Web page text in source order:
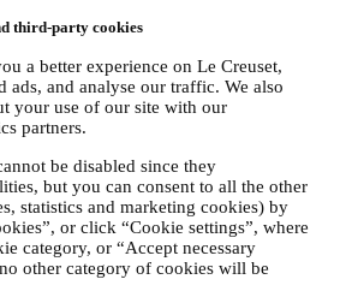
third-party cookies
a better experience on Le Creuset,
ads, and analyse our traffic. We also
your use of our site with our
partners.
be disabled since they
but you can consent to all the other
statistics and marketing cookies) by
or click “Cookie settings”, where
category, or “Accept necessary
other category of cookies will be
informations relatives la livraison,
votre historique de navigation en ligne
en ligne, tels que votre adresse IP, la
votre système d’exploitation, la
votre identification par notre système
visite, votre situation géographique),
visite à notre Site web (que vous
ou non), grâce à l’usage d’un
et/ou de technologies de traçage, telles
les informations sur la collecte de
vous pouvez consulter ici notre